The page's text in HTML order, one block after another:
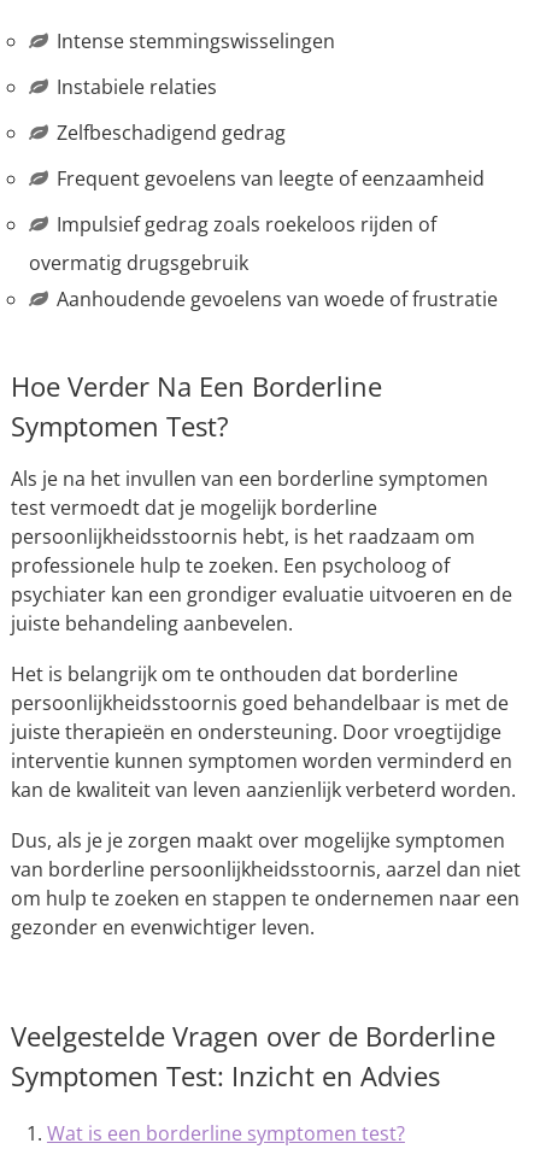
Intense stemmingswisselingen
Instabiele relaties
Zelfbeschadigend gedrag
Frequent gevoelens van leegte of eenzaamheid
Impulsief gedrag zoals roekeloos rijden of
overmatig drugsgebruik
Aanhoudende gevoelens van woede of frustratie
Hoe Verder Na Een Borderline
Symptomen Test?
Als je na het invullen van een borderline symptomen
test vermoedt dat je mogelijk borderline
persoonlijkheidsstoornis hebt, is het raadzaam om
professionele hulp te zoeken. Een psycholoog of
psychiater kan een grondiger evaluatie uitvoeren en de
juiste behandeling aanbevelen.
Het is belangrijk om te onthouden dat borderline
persoonlijkheidsstoornis goed behandelbaar is met de
juiste therapieën en ondersteuning. Door vroegtijdige
interventie kunnen symptomen worden verminderd en
kan de kwaliteit van leven aanzienlijk verbeterd worden.
Dus, als je je zorgen maakt over mogelijke symptomen
van borderline persoonlijkheidsstoornis, aarzel dan niet
om hulp te zoeken en stappen te ondernemen naar een
gezonder en evenwichtiger leven.
Veelgestelde Vragen over de Borderline
Symptomen Test: Inzicht en Advies
Wat is een borderline symptomen test?